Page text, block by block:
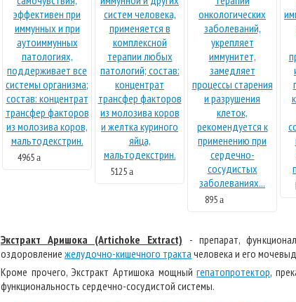
4965 a
5125 a
895 a
Экстракт Аришока (Artichoke Extract) - препарат,
оздоровление желудочно-кишечного тракта человека и его
Кроме прочего, Экстракт Артишока мощныйгепатопротектор,
функциональность сердечно-сосудистой системы.